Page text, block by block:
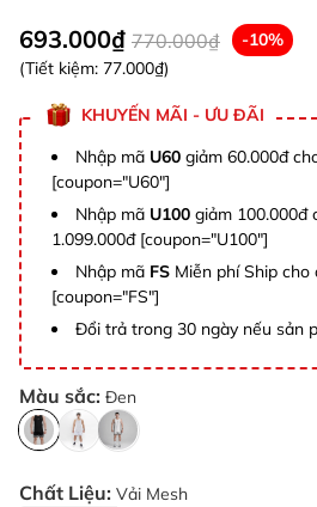
693.000₫ 770.000₫
-10%
(Tiết kiệm: 77.000₫)
KHUYẾN MÃI - ƯU ĐÃI
Nhập mã U60 giảm 60.000đ
[coupon="U60"]
Nhập mã U100 giảm 100.000đ
1.099.000đ [coupon="U100"]
Nhập mã FS Miễn phí Ship
[coupon="FS"]
Đổi trả trong 30 ngày nếu sản
Màu sắc: Đen
Chất Liệu: Vải Mesh